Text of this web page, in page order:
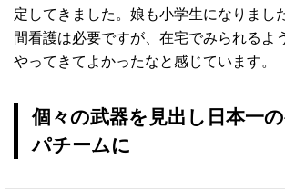
定してきました。娘も小学生になりまし
間看護は必要ですが、在宅でみられるよ
やってきてよかったなと感じています。
個々の武器を見出し日本一
パチームに